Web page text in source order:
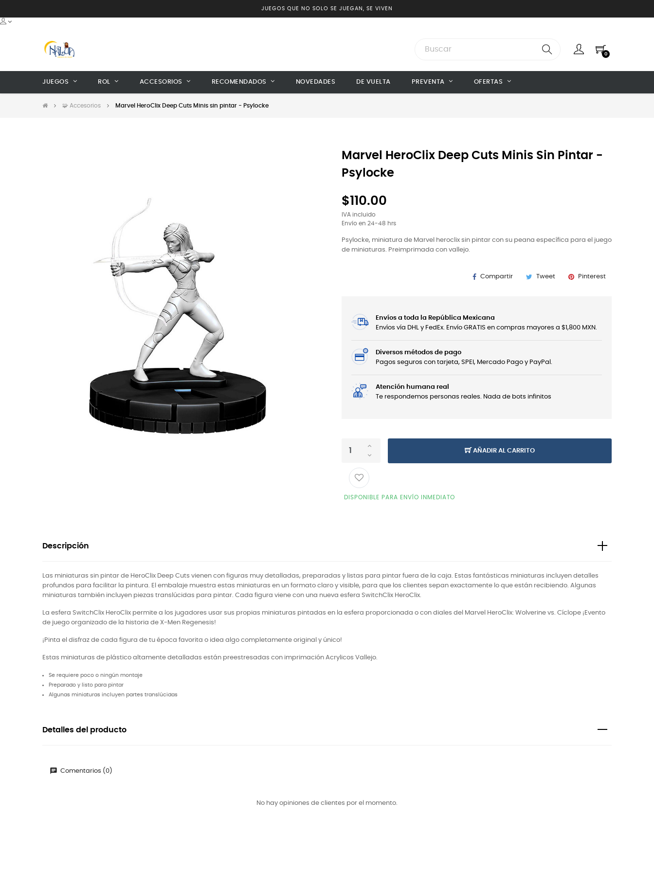
JUEGOS QUE NO SOLO SE JUEGAN, SE VIVEN
0
JUEGOS ROL ACCESORIOS RECOMENDADOS NOVEDADES DE VUELTA PREVENTA OFERTAS
🧩 Accesorios Marvel HeroClix Deep Cuts Minis sin pintar - Psylocke
Marvel HeroClix Deep Cuts Minis Sin Pintar -
Psylocke
$110.00
IVA incluido
Envío en 24-48 hrs
Psylocke, miniatura de Marvel heroclix sin pintar con su peana específica para el juego
de miniaturas. Preimprimada con vallejo.
Compartir Tweet Pinterest
Envíos a toda la República Mexicana
Envíos vía DHL y FedEx. Envío GRATIS en compras mayores a $1,800 MXN.
Diversos métodos de pago
Pagos seguros con tarjeta, SPEI, Mercado Pago y PayPal.
Atención humana real
Te respondemos personas reales. Nada de bots infinitos
AÑADIR AL CARRITO
DISPONIBLE PARA ENVÍO INMEDIATO
Descripción
Las miniaturas sin pintar de HeroClix Deep Cuts vienen con figuras muy detalladas, preparadas y listas para pintar fuera de la caja. Estas fantásticas miniaturas incluyen detalles
profundos para facilitar la pintura. El embalaje muestra estas miniaturas en un formato claro y visible, para que los clientes sepan exactamente lo que están recibiendo. Algunas
miniaturas también incluyen piezas translúcidas para pintar. Cada figura viene con una nueva esfera SwitchClix HeroClix.
La esfera SwitchClix HeroClix permite a los jugadores usar sus propias miniaturas pintadas en la esfera proporcionada o con diales del Marvel HeroClix: Wolverine vs. Cíclope ¡Evento
de juego organizado de la historia de X-Men Regenesis!
¡Pinta el disfraz de cada figura de tu época favorita o idea algo completamente original y único!
Estas miniaturas de plástico altamente detalladas están preestresadas con imprimación Acrylicos Vallejo.
Se requiere poco o ningún montaje
Preparado y listo para pintar
Algunas miniaturas incluyen partes translúcidas
Detalles del producto
Comentarios (0)
No hay opiniones de clientes por el momento.